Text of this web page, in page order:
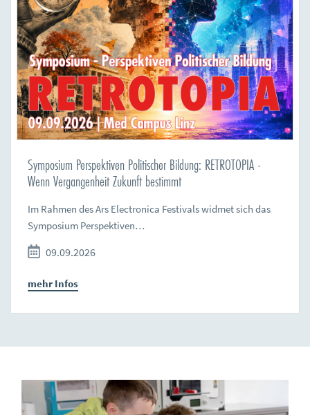
Symposium Perspektiven Politischer Bildung: RETROTOPIA -
Wenn Vergangenheit Zukunft bestimmt
Im Rahmen des Ars Electronica Festivals widmet sich das
Symposium Perspektiven…
09.09.2026
mehr Infos